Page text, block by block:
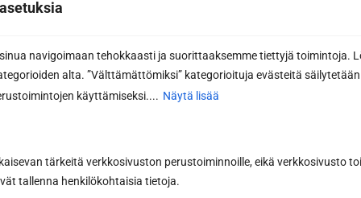
navigoimaan tehokkaasti ja suorittaaksemme tiettyjä toimintoja.
alta. ”Välttämättömiksi” kategorioituja evästeitä säilytetään
käyttämiseksi.... Näytä lisää
tärkeitä verkkosivuston perustoiminnoille, eikä verkkosivusto
tallenna henkilökohtaisia tietoja.
lomaketta. Katso kaikki
Yhteydenottolomake
Haluan lisätietoa Haluan tarjouksen
Etunimi *